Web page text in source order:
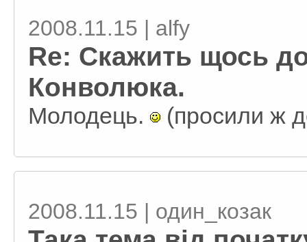
2008.11.15 | alfy
Re: Скажить щось
Конволюка.
Молодець. (просили ж
2008.11.15 | один_козак